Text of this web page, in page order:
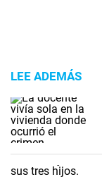
LEE ADEMÁS